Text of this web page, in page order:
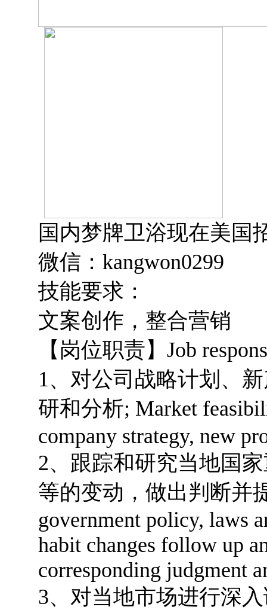
国内梦牌卫浴现在美国
微信：kangwon0299
技能要求：
文案创作，整合营销
【岗位职责】 Job
1、对公司战略计划、
研和分析; Market
company strategy, new
2、跟踪和研究当地国
等的变动，做出判断并
government policy, laws
habit changes follow up
corresponding judgment
3、对当地市场进行深